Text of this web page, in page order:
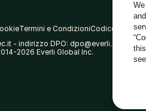
Termini e CondizioniCodice Etico
- indirizzo DPO: dpo@everli.com
2026 Everli Global Inc.